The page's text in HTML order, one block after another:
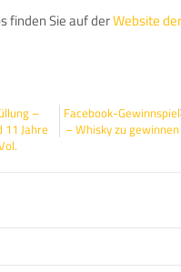
finden Sie auf derWebsite der
–
11 Jahre
Facebook-Gewinnspiel
– Whisky zu gewinnen